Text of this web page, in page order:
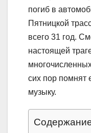
погиб в
Пятницкой
всего 31 год.
настоящей
сих пор помнят
музыку.